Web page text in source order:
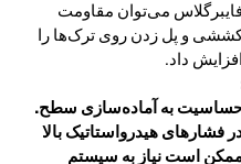
فایبرگلاس می‌توان مقاومت
و پل زدن روی ترک‌ها را
افزایش داد.
به آماده‌سازی سطح.
فشارهای هیدرواستاتیک بالا
است نیاز به سیستم